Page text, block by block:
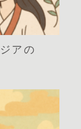
アの